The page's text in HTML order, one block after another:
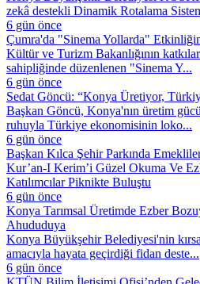
zekâ destekli Dinamik Rotalama
6 gün önce
Çumra'da "Sinema Yollarda"
Kültür ve Turizm Bakanlığının
sahipliğinde düzenlenen "Sinema Y...
6 gün önce
Sedat Göncü: “Konya Üretiyor,
Başkan Göncü, Konya'nın üretim
ruhuyla Türkiye ekonomisinin loko...
6 gün önce
Başkan Kılca Şehir Parkında
Kur’an-I Kerim’i Güzel Okuma Ve
Katılımcılar Piknikte Buluştu
6 gün önce
Konya Tarımsal Üretimde Ezber
Ahududuya
Konya Büyükşehir Belediyesi'nin
amacıyla hayata geçirdiği fidan deste...
6 gün önce